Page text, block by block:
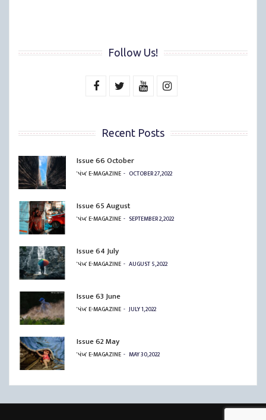
Follow Us!
Recent Posts
Issue 66 October
'પંખ' E-MAGAZINE OCTOBER 27, 2022
Issue 65 August
'પંખ' E-MAGAZINE SEPTEMBER 2, 2022
Issue 64 July
'પંખ' E-MAGAZINE AUGUST 5, 2022
Issue 63 June
'પંખ' E-MAGAZINE JULY 1, 2022
Issue 62 May
'પંખ' E-MAGAZINE MAY 30, 2022